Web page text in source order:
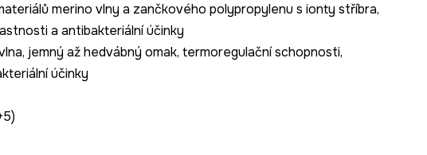
merino vlny a zančkového polypropylenu s ionty stříbra,
a antibakteriální účinky
jemný až hedvábný omak, termoregulační schopnosti,
účinky